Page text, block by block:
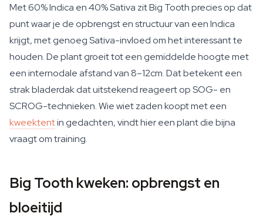
Met 60% Indica en 40% Sativa zit Big Tooth precies op dat
punt waar je de opbrengst en structuur van een Indica
krijgt, met genoeg Sativa-invloed om het interessant te
houden. De plant groeit tot een gemiddelde hoogte met
een internodale afstand van 8–12cm. Dat betekent een
strak bladerdak dat uitstekend reageert op SOG- en
SCROG-technieken. Wie wiet zaden koopt met een
kweektentin gedachten, vindt hier een plant die bijna
vraagt om training.
Big Tooth kweken: opbrengst en
bloeitijd